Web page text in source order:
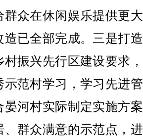
群众在休闲娱乐提供更
造已全部完成。三是打
村振兴先行区建设要求
示范村学习，学习先进
晏河村实际制定实施方
、群众满意的示范点，